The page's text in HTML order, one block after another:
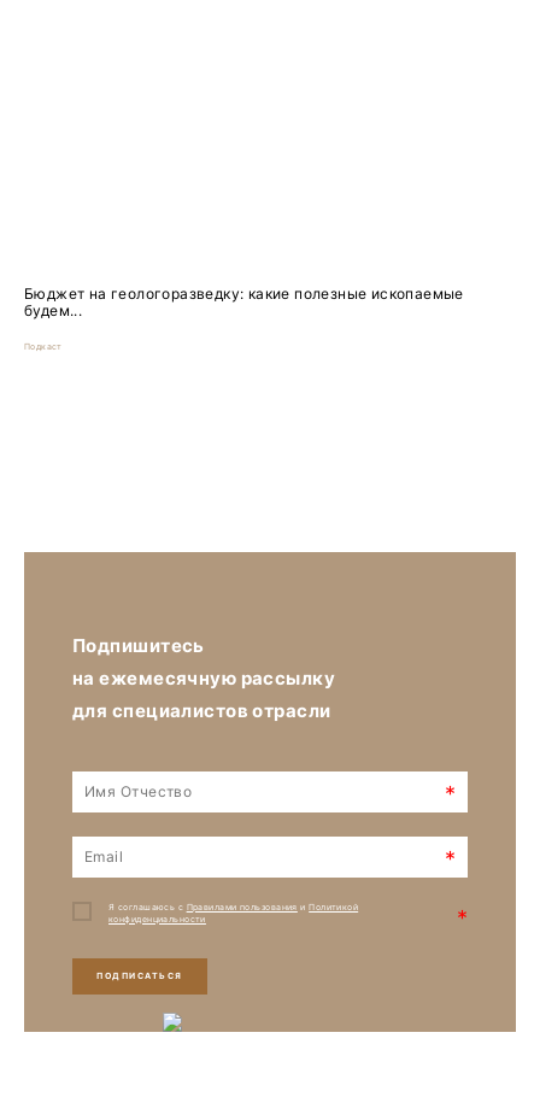
Бюджет на геологоразведку: какие полезные ископаемые
будем...
Подкаст
Подпишитесь
на ежемесячную рассылку
для специалистов отрасли
*
*
Я соглашаюсь с Правилами пользования иПолитикой
конфиденциальности
*
ПОДПИСАТЬСЯ